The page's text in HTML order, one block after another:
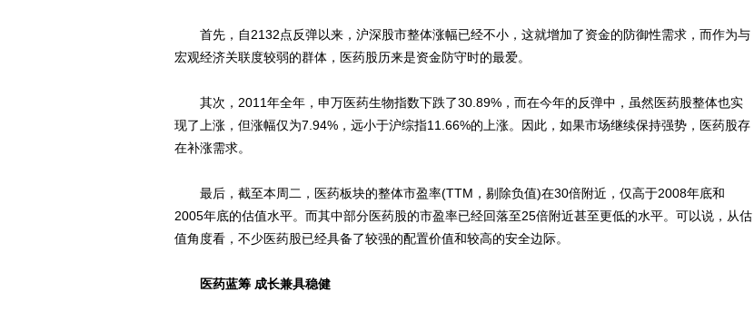
首先，自2132点反弹以来，沪深股市整体涨幅已经不小，这就增加了资金的防御性需求，而作为与
宏观经济关联度较弱的群体，医药股历来是资金防守时的最爱。
其次，2011年全年，申万医药生物指数下跌了30.89%，而在今年的反弹中，虽然医药股整体也实
现了上涨，但涨幅仅为7.94%，远小于沪综指11.66%的上涨。因此，如果市场继续保持强势，医药股存
在补涨需求。
最后，截至本周二，医药板块的整体市盈率(TTM，剔除负值)在30倍附近，仅高于2008年底和
2005年底的估值水平。而其中部分医药股的市盈率已经回落至25倍附近甚至更低的水平。可以说，从估
值角度看，不少医药股已经具备了较强的配置价值和较高的安全边际。
医药蓝筹 成长兼具稳健